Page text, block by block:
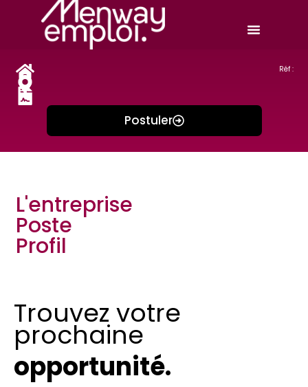
Réf :
Postuler
L'entreprise
Poste
Profil
Trouvez votre
prochaine
opportunité.